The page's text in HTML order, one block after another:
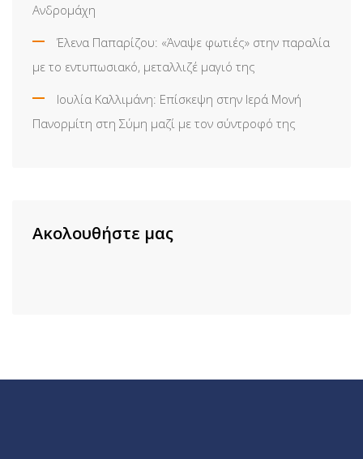
Ανδρομάχη
Έλενα Παπαρίζου: «Άναψε φωτιές» στην παραλία
με το εντυπωσιακό, μεταλλιζέ μαγιό της
Ιουλία Καλλιμάνη: Επίσκεψη στην Ιερά Μονή
Πανορμίτη στη Σύμη μαζί με τον σύντροφό της
Ακολουθήστε μας